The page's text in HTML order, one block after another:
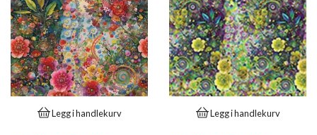
Legg i handlekurv Legg i handlekurv